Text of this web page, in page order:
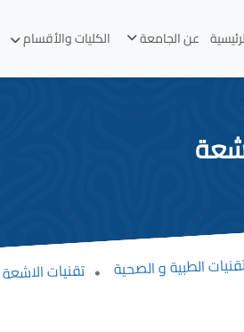
عن الجامعة الكليات والأقسام
الطبية و الصحية تقنيات الاشعة